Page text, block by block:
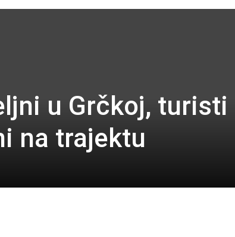
u Grčkoj, turisti
na trajektu